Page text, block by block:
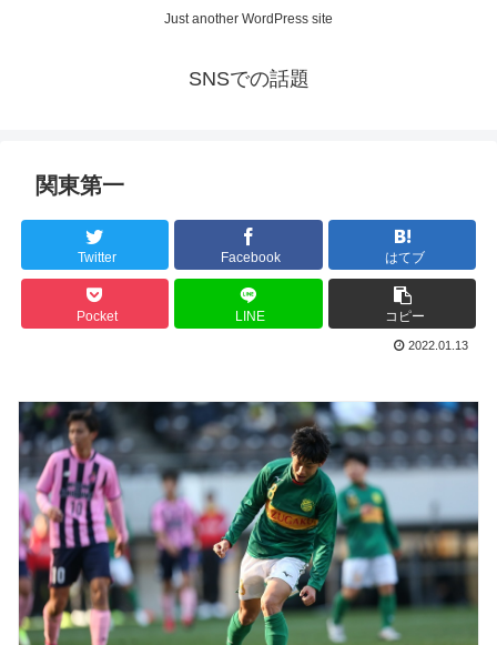
Just another WordPress site
SNSでの話題
関東第一
Twitter Facebook はてブ
Pocket LINE コピー
2022.01.13